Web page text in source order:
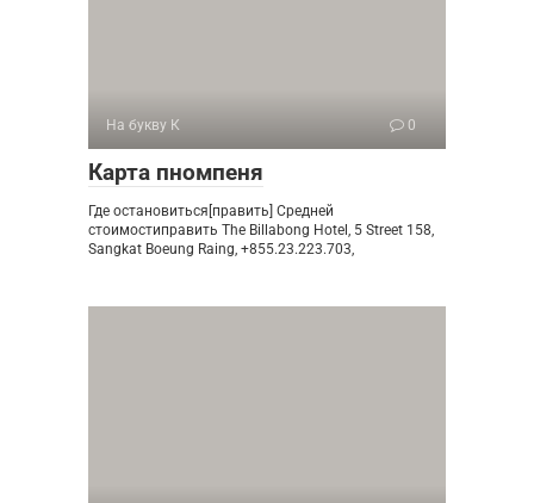
На букву К 0
Карта пномпеня
Где остановиться[править] Средней
стоимостиправить The Billabong Hotel, 5 Street 158,
Sangkat Boeung Raing, +855.23.223.703,